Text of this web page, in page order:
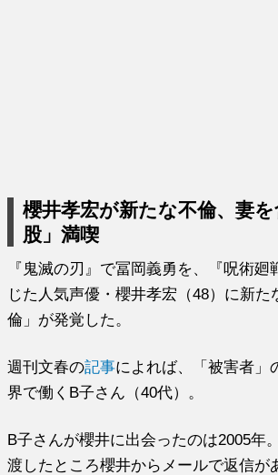
櫻井孝宏が新たな不倫、妻
股」満喫
『鬼滅の刃』で冨岡義勇を、『呪術廻
じた人気声優・櫻井孝宏（48）に新た
倫」が発覚した。
週刊文春の記事によれば、「被害者」
界で働くB子さん（40代）。
B子さんが櫻井に出会ったのは2005年
渡したところ櫻井からメールで返信が